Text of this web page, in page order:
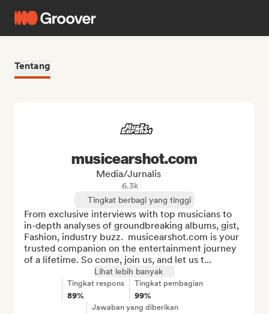
Tentang
musicearshot.com
Media/Jurnalis
6.3k
Tingkat berbagi yang tinggi
From exclusive interviews with top musicians to
in-depth analyses of groundbreaking albums, gist,
Fashion, industry buzz.  musicearshot.com is your
trusted companion on the entertainment journey
of a lifetime. So come, join us, and let us t...
Lihat lebih banyak
Tingkat respons
89%
Tingkat pembagian
99%
Jawaban yang diberikan